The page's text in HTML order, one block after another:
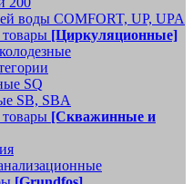
воды COMFORT, UP, UPA
товары [Циркуляционные]
SQ
SB, SBA
товары [Скважинные и